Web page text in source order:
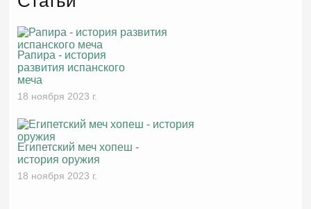
Рапира - история
развития испанского
меча
18 ноября 2023 г.
Египетский меч хопеш -
история оружия
18 ноября 2023 г.